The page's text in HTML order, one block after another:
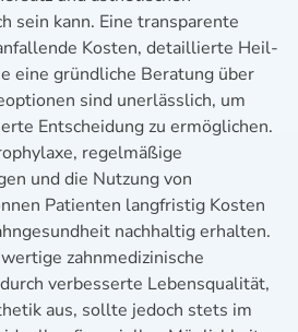
sein kann. Eine transparente
Kosten, detaillierte Heil-
eine gründliche Beratung über
sind unerlässlich, um
Entscheidung zu ermöglichen.
regelmäßige
und die Nutzung von
Patienten langfristig Kosten
nachhaltig erhalten.
zahnmedizinische
verbesserte Lebensqualität,
aus, sollte jedoch stets im